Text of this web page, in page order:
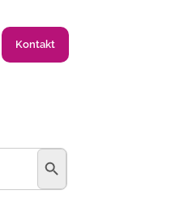
Kontakt
Suchschaltfläche